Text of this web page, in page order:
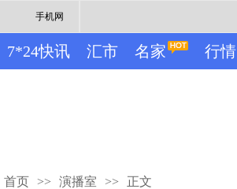
手机网
7*24快讯 汇市 名家 行情
首页 >> 演播室 >> 正文